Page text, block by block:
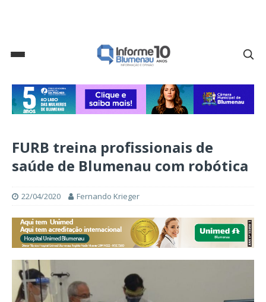
FURB treina profissionais de
saúde de Blumenau com robótica
22/04/2020 Fernando Krieger